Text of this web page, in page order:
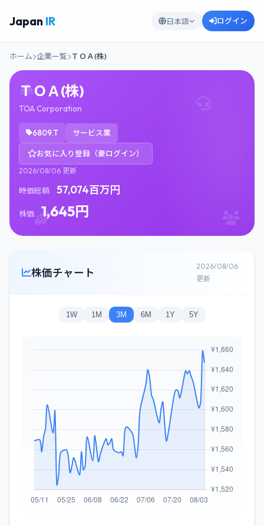
Japan IR 日本語 ログイン
ホーム 企業一覧 ＴＯＡ(株)
ＴＯＡ(株)
TOA Corporation
6809.T サービス業
お気に入り登録（要ログイン）
2026/08/06 更新
時価総額: 57,074百万円
株価: 1,645円
株価チャート
2026/08/06
更新
1W 1M 3M 6M 1Y 5Y